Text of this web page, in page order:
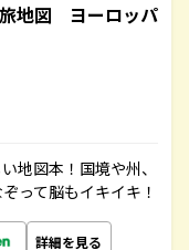
地図 ヨーロッパ
地図本！国境や州、
って脳もイキイキ！
詳細を見る